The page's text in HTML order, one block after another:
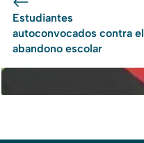
Estudiantes
autoconvocados contra el
abandono escolar